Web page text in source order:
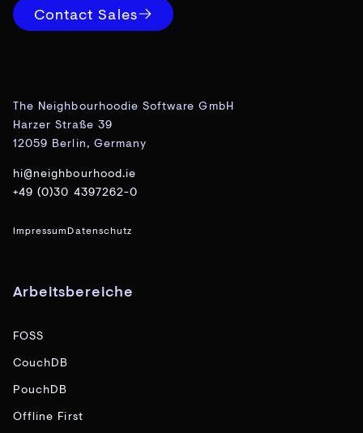
Contact Sales
The Neighbourhoodie Software GmbH
Harzer Straße 39
12059 Berlin, Germany
hi@neighbourhood.ie
+49 (0)30 4397262-0
ImpressumDatenschutz
Arbeitsbereiche
FOSS
CouchDB
PouchDB
Offline First